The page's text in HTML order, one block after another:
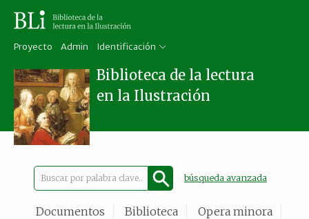
Proyecto Admin Identificación
Biblioteca de la lectura
en la Ilustración
búsqueda avanzada
Documentos Biblioteca
Opera minora